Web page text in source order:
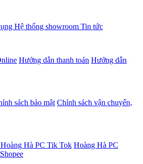
Hệ thống showroom Tin tức
Hướng dẫn thanh toán Hướng dẫn
sách bảo mật Chính sách vận chuyển,
Hoàng Hà PC Tik Tok Hoàng Hà PC